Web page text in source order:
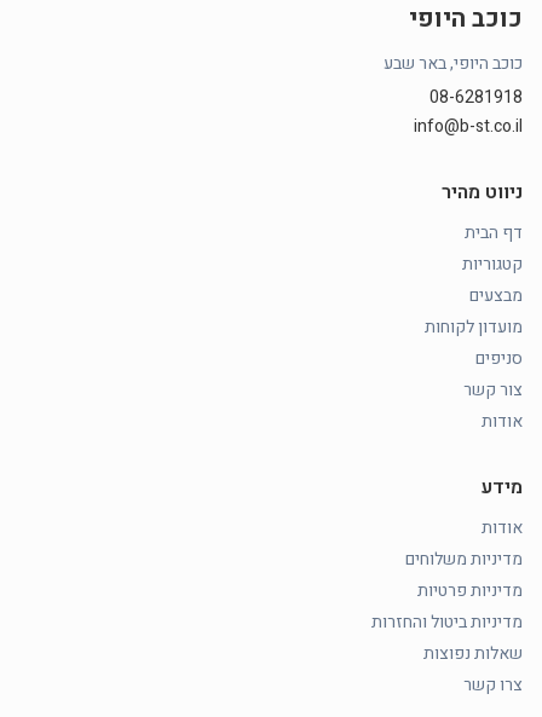
כוכב היופי
כוכב היופי, באר שבע
08-6281918
info@b-st.co.il
ניווט מהיר
דף הבית
קטגוריות
מבצעים
מועדון לקוחות
סניפים
צור קשר
אודות
מידע
אודות
מדיניות משלוחים
מדיניות פרטיות
מדיניות ביטול והחזרות
שאלות נפוצות
צרו קשר